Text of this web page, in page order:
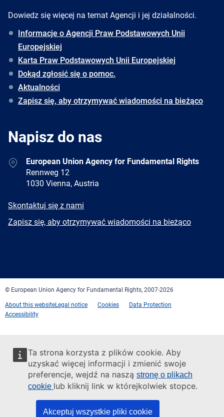
Ta strona korzysta z plików cookie. Aby
uzyskać więcej informacji i zmienić swoje
preferencje, wejdź na naszą stronę o plikach
cookie lub kliknij link w którejkolwiek stopce.
Akceptuj wszystkie pliki cookie
Dowiedz się więcej na temat Agencji i jej działalności.
Informacje o Agencji Praw Podstawowych Unii
Europejskiej
Karta Praw Podstawowych Unii Europejskiej
Dokąd zgłosić się o pomoc.
Aktualności
Zapisz się, aby otrzymywać wiadomości na bieżąco
Napisz do nas
AddressEuropean Union Agency for Fundamental Rights
Rennweg 12
1030 Vienna, Austria
E-
Skontaktuj się z nami
Newsletter
Zapisz się, aby otrzymywać wiadomości na bieżąco
© European Union Agency for Fundamental Rights, 2007-2026
About this websiteLegal notice Cookies
Data Protection
Accessibility